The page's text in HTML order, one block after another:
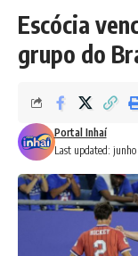
Escócia
grupo do
Last updated: junho
Portal Inhaí